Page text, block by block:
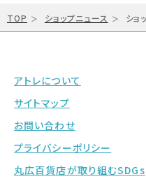
TOP ショップニュース ショ
アトレについて
サイトマップ
お問い合わせ
プライバシーポリシー
丸広百貨店が取り組むSDGs